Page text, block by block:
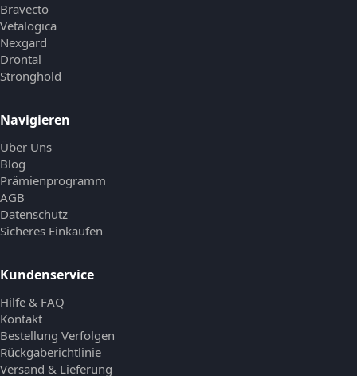
Bravecto
Vetalogica
Nexgard
Drontal
Stronghold
Navigieren
Über Uns
Blog
Prämienprogramm
AGB
Datenschutz
Sicheres Einkaufen
Kundenservice
Hilfe & FAQ
Kontakt
Bestellung Verfolgen
Rückgaberichtlinie
Versand & Lieferung